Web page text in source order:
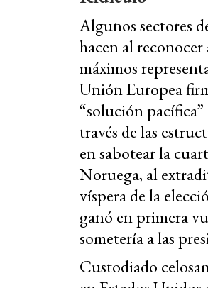
Algunos sectores
hacen al
máximos
Unión Europea
“solución
través de las
en sabotear la
Noruega, al
víspera de la
ganó en primera
sometería a las
Custodiado